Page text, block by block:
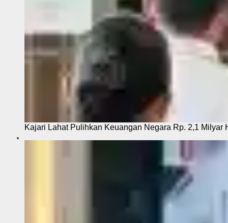
Kajari Lahat Pulihkan Keuangan Negara Rp. 2,1 Milyar